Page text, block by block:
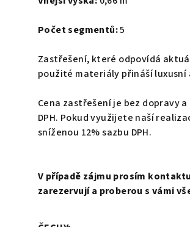
Počet segmentů:5
Zastřešení, které odpovídá
použité materiály přináší luxusní
Cena zastřešení je bez dopravy
DPH. Pokud využijete naší
sníženou 12% sazbu DPH.
V případě zájmu prosím
zarezervují a proberou s vámi